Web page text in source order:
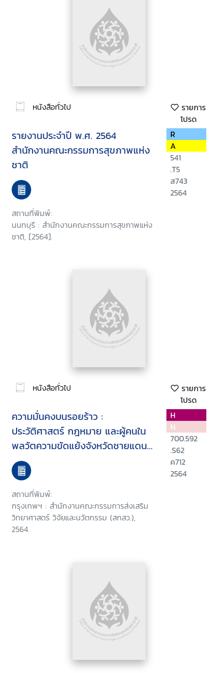
หนังสือทั่วไป
รายการ
โปรด
รายงานประจำปี พ.ศ. 2564
สำนักงานคณะกรรมการสุขภาพแห่ง
ชาติ
สถานที่พิมพ์:
นนทบุรี : สำนักงานคณะกรรมการสุขภาพแห่ง
ชาติ, [2564].
R
A
541
.T5
ส743
2564
หนังสือทั่วไป
รายการ
โปรด
ความมั่นคงบนรอยร้าว :
ประวัติศาสตร์ กฎหมาย และผู้คนใน
พลวัตความขัดแย้งจังหวัดชายแดน
ใต้
สถานที่พิมพ์:
กรุงเทพฯ : สำนักงานคณะกรรมการส่งเสริม
วิทยาศาสตร์ วิจัยและนวัตกรรม (สกสว.),
2564.
H
N
700.592
.S62
ค712
2564